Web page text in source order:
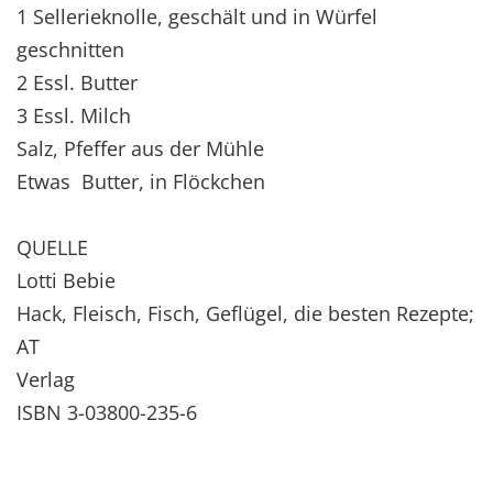
1 Sellerieknolle, geschält und in Würfel
geschnitten
2 Essl. Butter
3 Essl. Milch
Salz, Pfeffer aus der Mühle
Etwas Butter, in Flöckchen
QUELLE
Lotti Bebie
Hack, Fleisch, Fisch, Geflügel, die besten Rezepte;
AT
Verlag
ISBN 3-03800-235-6